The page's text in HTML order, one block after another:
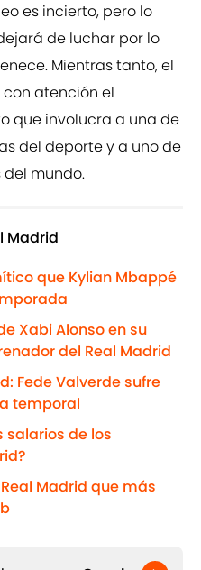
es incierto, pero lo
de luchar por lo
Mientras tanto, el
atención el
que involucra a una de
del deporte y a uno de
del mundo.
Madrid
que Kylian Mbappé
Xabi Alonso en su
del Real Madrid
Fede Valverde sufre
temporal
salarios de los
Madrid que más